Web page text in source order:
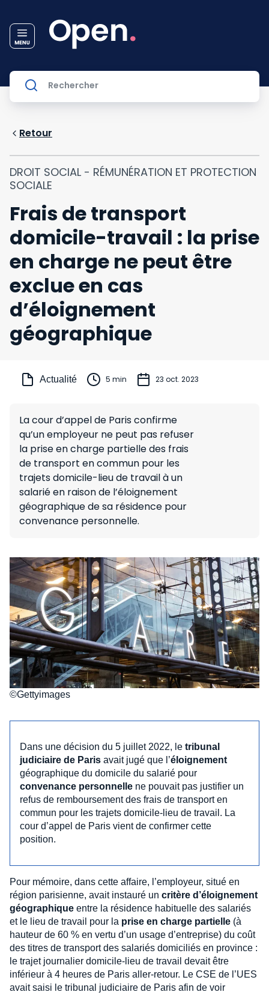
Retour
DROIT SOCIAL - RÉMUNÉRATION ET PROTECTION
SOCIALE
Frais de transport
domicile-travail : la prise
en charge ne peut être
exclue en cas
d’éloignement
géographique
Actualité 5 min 23 oct. 2023
La cour d’appel de Paris confirme
qu’un employeur ne peut pas refuser
la prise en charge partielle des frais
de transport en commun pour les
trajets domicile-lieu de travail à un
salarié en raison de l’éloignement
géographique de sa résidence pour
convenance personnelle.
©Gettyimages
Dans une décision du 5 juillet 2022, le tribunal
judiciaire de Paris avait jugé que l’éloignement
géographique du domicile du salarié pour
convenance personnelle ne pouvait pas justifier un
refus de remboursement des frais de transport en
commun pour les trajets domicile-lieu de travail. La
cour d’appel de Paris vient de confirmer cette
position.
Pour mémoire, dans cette affaire, l’employeur, situé en
région parisienne, avait instauré un critère d’éloignement
géographique entre la résidence habituelle des salariés
et le lieu de travail pour la prise en charge partielle (à
hauteur de 60 % en vertu d’un usage d’entreprise) du coût
des titres de transport des salariés domiciliés en province :
le trajet journalier domicile-lieu de travail devait être
inférieur à 4 heures de Paris aller-retour. Le CSE de l’UES
avait saisi le tribunal judiciaire de Paris afin de voir